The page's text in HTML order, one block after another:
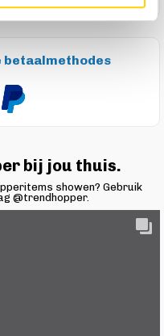
betaalmethodes
bij jou thuis.
showen? Gebruik
@trendhopper.